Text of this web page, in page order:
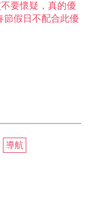
接連結，並不代
何款項後，請記
要懷疑，真的優
節假日不配合此優
導航